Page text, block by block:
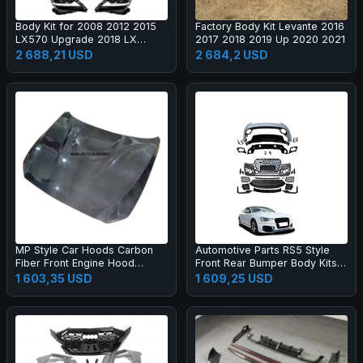
Body Kit for 2008 2012 2015
LX570 Upgrade 2018 LX
Super Sport Grille Bumper Led
Headlamp Fog Lamp Tail Light
2 688,21 USD
Factory Body Kit Levante 2016
2017 2018 2019 Up 2020 2021
2 684,2 USD
MP Style Car Hoods Carbon
Fiber Front Engine Hood
Bonnet for M2C F87 F22
1 603,35 USD
Automotive Parts RS5 Style
Front Rear Bumper Body Kits
for A5 S5 B8.5 2013-2016
Upgrade 2017-2019 Body Kit
1 609,25 USD